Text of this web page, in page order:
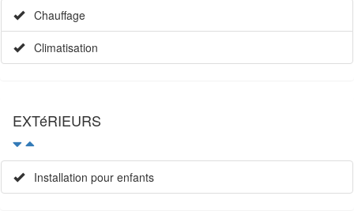
Chauffage
Climatisation
EXTéRIEURS
Installation pour enfants